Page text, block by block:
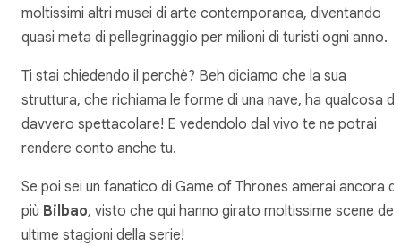
moltissimi altri musei di arte contemporanea, diventando
quasi meta di pellegrinaggio per milioni di turisti ogni anno.
Ti stai chiedendo il perchè? Beh diciamo che la sua
struttura, che richiama le forme di una nave, ha qualcosa di
davvero spettacolare! E vedendolo dal vivo te ne potrai
rendere conto anche tu.
Se poi sei un fanatico di Game of Thrones amerai ancora di
più Bilbao, visto che qui hanno girato moltissime scene
ultime stagioni della serie!